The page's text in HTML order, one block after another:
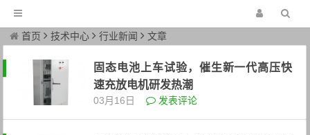
首页 技术中心 行业新闻 文章
固态电池上车试验，催生新一代高压快
速充放电机研发热潮
03月16日 发表评论